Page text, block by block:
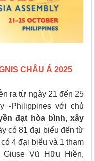
CHÂU Á 2025
ra từ ngày 21 đến 25
-Philippines với chủ
đạt hòa bình, xây
có 81 đại biểu đến từ
4 đại biểu và 1 tham
Vũ Hữu Hiền,